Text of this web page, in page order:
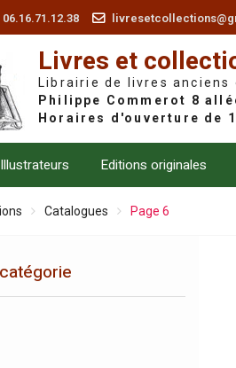
Livres et
Librairie de livres anciens
Illustrateurs Editions originales
Catalogues Page 6